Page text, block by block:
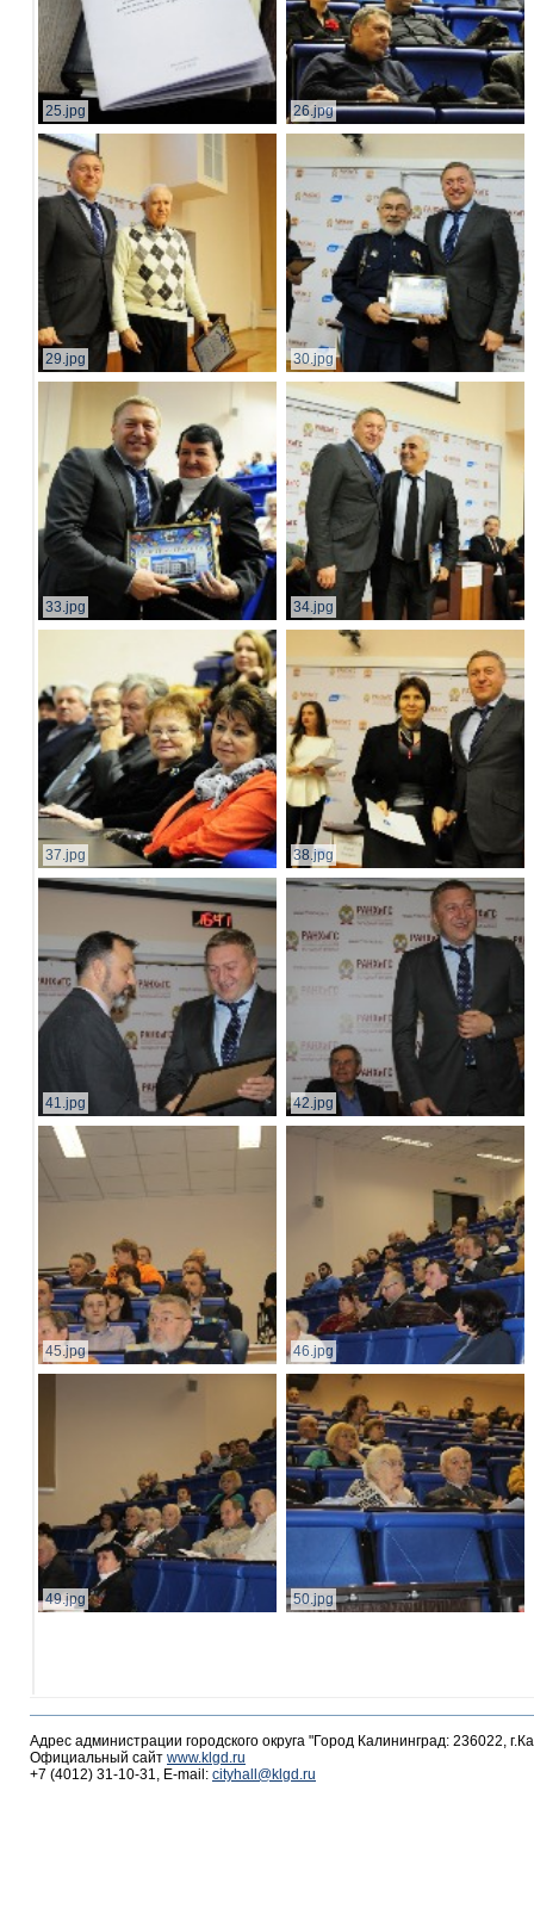
25.jpg 26.jpg
29.jpg 30.jpg
33.jpg 34.jpg
37.jpg 38.jpg
41.jpg 42.jpg
45.jpg 46.jpg
49.jpg 50.jpg
Адрес администрации городского округа "Город Калининград: 236022,
Официальный сайт www.klgd.ru
+7 (4012) 31-10-31, E-mail: cityhall@klgd.ru